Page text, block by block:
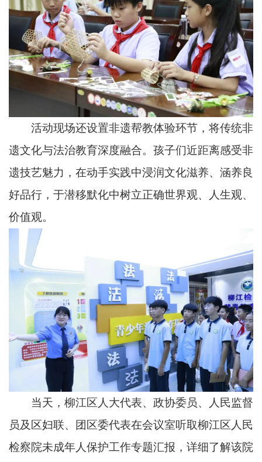
活动现场还设置非遗帮教体验环节，将传统非
遗文化与法治教育深度融合。孩子们近距离感受非
遗技艺魅力，在动手实践中浸润文化滋养、涵养良
好品行，于潜移默化中树立正确世界观、人生观、
价值观。
当天，柳江区人大代表、政协委员、人民监督
员及区妇联、团区委代表在会议室听取柳江区人民
检察院未成年人保护工作专题汇报，详细了解该院